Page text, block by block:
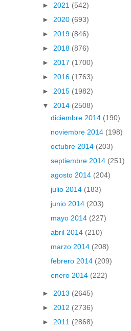
► 2021 (542)
► 2020 (693)
► 2019 (846)
► 2018 (876)
► 2017 (1700)
► 2016 (1763)
► 2015 (1982)
▼ 2014 (2508)
diciembre 2014 (190)
noviembre 2014 (198)
octubre 2014 (203)
septiembre 2014 (251)
agosto 2014 (204)
julio 2014 (183)
junio 2014 (203)
mayo 2014 (227)
abril 2014 (210)
marzo 2014 (208)
febrero 2014 (209)
enero 2014 (222)
► 2013 (2645)
► 2012 (2736)
► 2011 (2868)